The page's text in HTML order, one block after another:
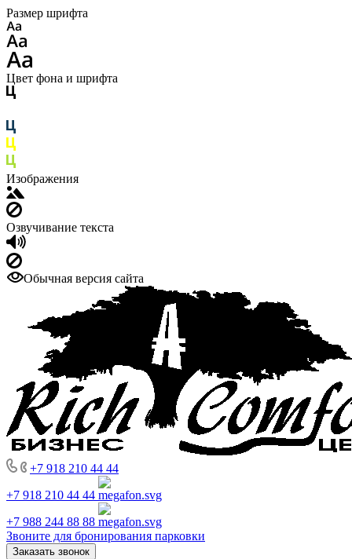
Размер шрифта
Цвет фона и шрифта
Изображения
Озвучивание текста
Обычная версия сайта
+7 918 210 44 44
+7 918 210 44 44
+7 988 244 88 88
Звоните для бронирования парковки
Заказать звонок